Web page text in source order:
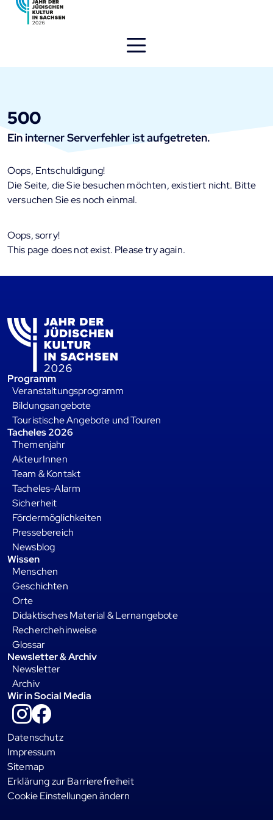
öffnen
500
Ein interner Serverfehler ist aufgetreten.
Oops, Entschuldigung!
Die Seite, die Sie besuchen möchten, existiert nicht. Bitte
versuchen Sie es noch einmal.
Oops, sorry!
This page does not exist. Please try again.
Programm
Veranstaltungsprogramm
Bildungsangebote
Touristische Angebote und Touren
Tacheles 2026
Themenjahr
AkteurInnen
Team & Kontakt
Tacheles-Alarm
Sicherheit
Fördermöglichkeiten
Pressebereich
Newsblog
Wissen
Menschen
Geschichten
Orte
Didaktisches Material & Lernangebote
Recherchehinweise
Glossar
Newsletter & Archiv
Newsletter
Archiv
Wir in Social Media
Instagram
Datenschutz
Impressum
Sitemap
Erklärung zur Barrierefreiheit
Cookie Einstellungen ändern